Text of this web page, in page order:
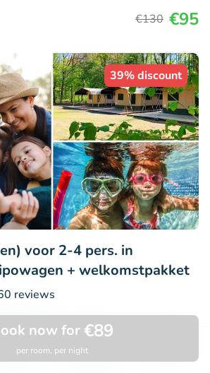
Search Bookings
now for€89
per room, per night
€130 €95
39% discount
voor 2-4 pers. in
+ welkomstpakket
reviews
€69